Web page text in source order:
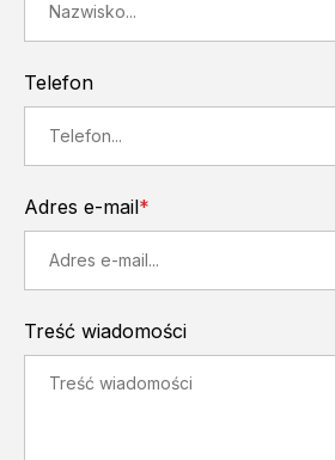
Telefon
Adres e-mail*
Treść wiadomości